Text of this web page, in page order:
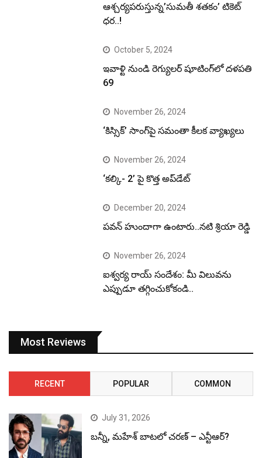
ఆశ్చర్యపరుస్తున్న’సుమతీ శతకం’ టికెట్
ధర..!
October 5, 2024
ఇవాళ్టి నుండి రెగ్యులర్ షూటింగ్‌లో దళపతి
69
November 26, 2024
‘కిస్సిక్’ సాంగ్‌పై సమంతా కీలక వ్యాఖ్యలు
November 26, 2024
‘కల్కి- 2’ పై కొత్త అప్‌డేట్
December 20, 2024
పవన్ హుందాగా ఉంటారు..నటి శ్రియా రెడ్డి
November 26, 2024
ఐశ్వర్య రాయ్ సందేశం: మీ విలువను
ఎప్పుడూ తగ్గించుకోకండి..
Most Reviews
RECENT POPULAR COMMON
July 31, 2026
బన్నీ, మహేశ్ బాటలో చరణ్ – ఎన్టీఆర్?